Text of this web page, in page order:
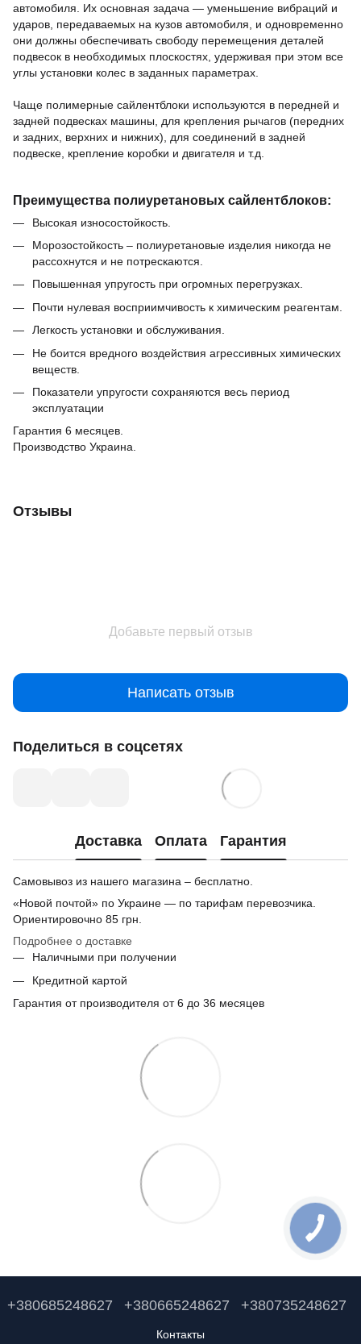
автомобиля.
Их основная задача — уменьшение вибраций и
ударов, передаваемых на кузов автомобиля, и одновременно
они должны обеспечивать свободу перемещения деталей
подвесок в необходимых плоскостях, удерживая при этом все
углы установки колес в заданных параметрах.
Чаще полимерные сайлентблоки используются в передней и
задней подвесках машины,
для крепления рычагов (передних
и задних, верхних и нижних),
для соединений в задней
подвеске, крепление коробки и двигателя и т.д.
Преимущества полиуретановых сайлентблоков:
Высокая износостойкость.
Морозостойкость – полиуретановые изделия никогда не
рассохнутся и не потрескаются.
Повышенная упругость при огромных перегрузках.
Почти нулевая восприимчивость к химическим реагентам.
Легкость установки и обслуживания.
Не боится вредного воздействия агрессивных химических
веществ.
Показатели упругости сохраняются весь период
эксплуатации
Гарантия 6 месяцев.
Производство Украина.
Отзывы
Добавьте первый отзыв
Написать отзыв
Поделиться в соцсетях
Доставка Оплата Гарантия
Самовывоз из нашего магазина – бесплатно.
«Новой почтой» по Украине — по тарифам перевозчика.
Ориентировочно 85 грн.
Подробнее о доставке
Наличными при получении
Кредитной картой
Гарантия от производителя от 6 до 36 месяцев
+380685248627 +380665248627 +380735248627
Контакты